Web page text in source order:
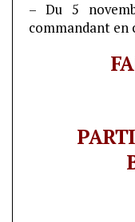
– Du 5
commandant en